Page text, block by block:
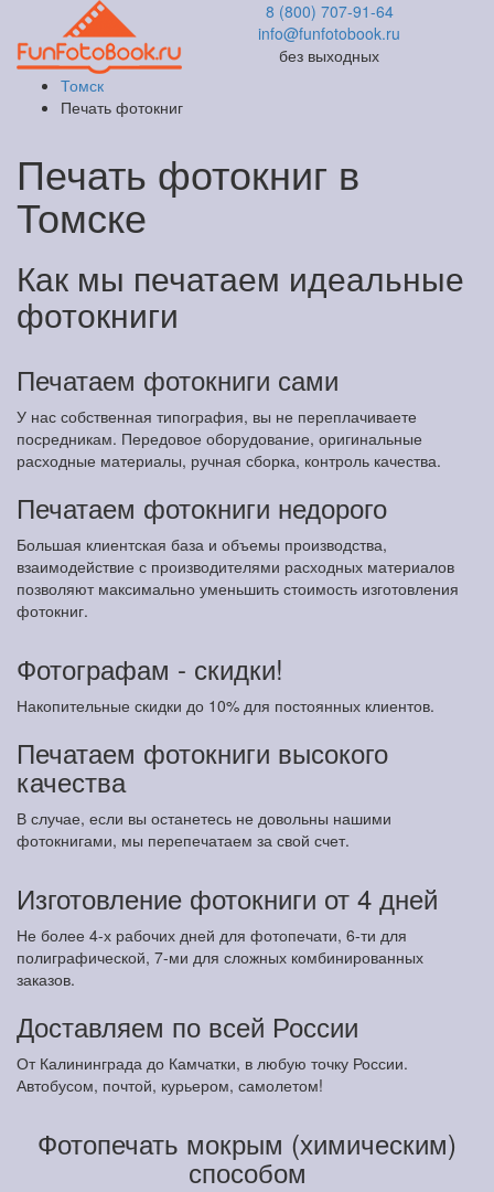
8 (800) 707-91-64
info@funfotobook.ru
без выходных
Томск
Печать фотокниг
Печать фотокниг в
Томске
Как мы печатаем идеальные
фотокниги
Печатаем фотокниги сами
У нас собственная типография, вы не переплачиваете
посредникам. Передовое оборудование, оригинальные
расходные материалы, ручная сборка, контроль качества.
Печатаем фотокниги недорого
Большая клиентская база и объемы производства,
взаимодействие с производителями расходных материалов
позволяют максимально уменьшить стоимость изготовления
фотокниг.
Фотографам - скидки!
Накопительные скидки до 10% для постоянных клиентов.
Печатаем фотокниги высокого
качества
В случае, если вы останетесь не довольны нашими
фотокнигами, мы перепечатаем за свой счет.
Изготовление фотокниги от 4 дней
Не более 4-х рабочих дней для фотопечати, 6-ти для
полиграфической, 7-ми для сложных комбинированных
заказов.
Доставляем по всей России
От Калининграда до Камчатки, в любую точку России.
Автобусом, почтой, курьером, самолетом!
Фотопечать мокрым (химическим)
способом